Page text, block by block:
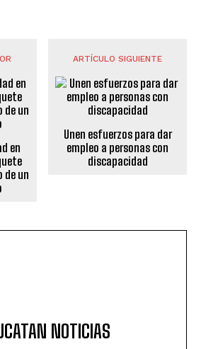
en
de un
ARTÍCULO SIGUIENTE
Unen esfuerzos para dar
empleo a personas con
discapacidad
NOTICIAS